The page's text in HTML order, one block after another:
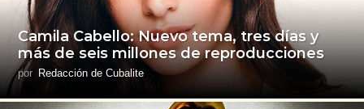
Camila Cabello: Nuevo tema, tres días y
más de seis millones de reproducciones
por Redacción de Cubalite